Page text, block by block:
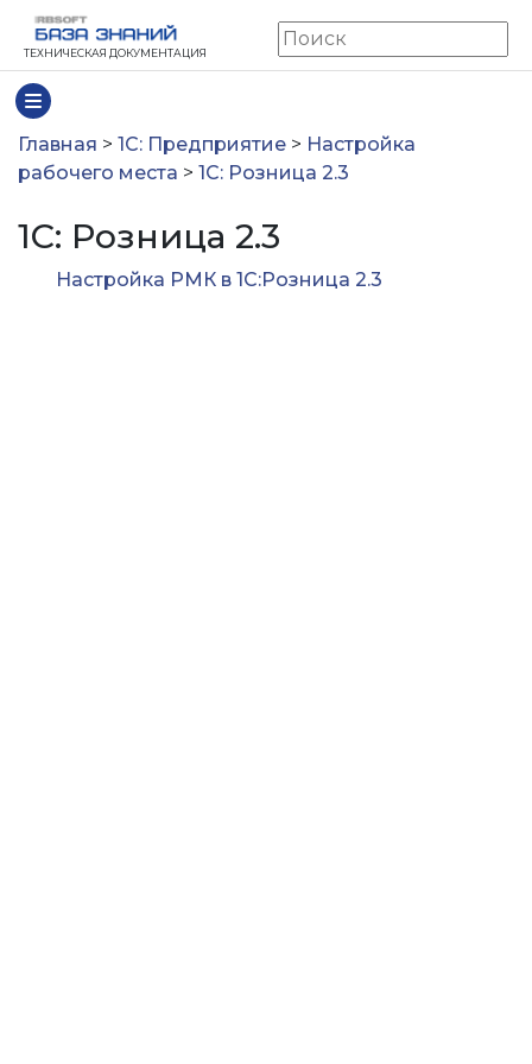
ТЕХНИЧЕСКАЯ ДОКУМЕНТАЦИЯ
Главная > 1С: Предприятие > Настройка
рабочего места > 1С: Розница 2.3
1С: Розница 2.3
Настройка РМК в 1С:Розница 2.3